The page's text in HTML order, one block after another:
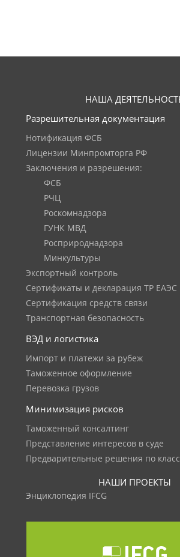
НАША
Разрешительная документация
Нотификация ФСБ
Лицензии Минпромторга РФ
Заключения и разрешения:
ФСБ
РЧЦ
Роскомнадзора
ГУНК МВД
Росприроднадзора
Минкультуры
Экспортный контроль
Сертификаты и декларация ТР ЕАЭС
Сертификация средств связи
Транспортная безопасность
ВЭД и логистика
Импорт и платежи за рубеж
Таможенное оформление
Перевозка грузов
Минимизация рисков
Таможенный консалтинг
Представление интересов в суде
Предварительные решения по
НАШИ ПРОЕКТЫ
Энциклопедия IFCG